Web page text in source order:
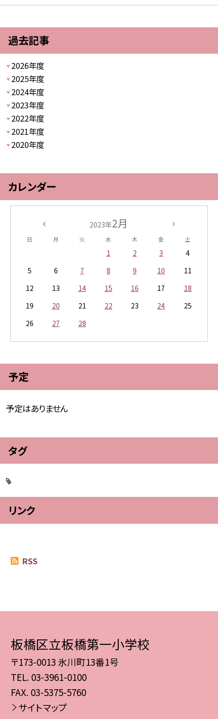
過去記事
2026年度
2025年度
2024年度
2023年度
2022年度
2021年度
2020年度
カレンダー
2023年2月
日 月 火 水 木 金 土
1 2 3
4
5
6 7 8 9 10
11
12
13 14 15 16 17
18
19
20 21 22 23 24
25
26
27 28
予定
予定はありません
タグ
リンク
RSS
板橋区立板橋第一小学校
〒173-0013 氷川町13番1号
TEL. 03-3961-0100
FAX. 03-5375-5760
サイトマップ